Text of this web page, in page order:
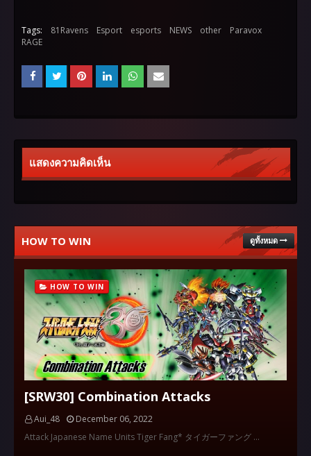
Tags: 81Ravens Esport esports NEWS other
Paravox
RAGE
แสดงความคิดเห็น
HOW TO WIN ดูทั้งหมด
HOW TO WIN
[SRW30] Combination Attacks
Aui_48
December 06, 2022
Attack Japanese Name Units Tiger Fang* タイガーファング …